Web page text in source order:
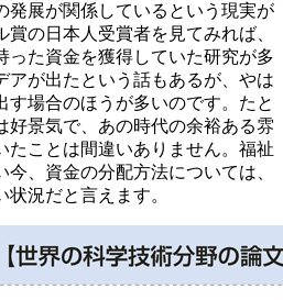
発展が関係しているという現実が
の日本人受賞者を見てみれば、
った資金を獲得していた研究が多
アが出たという話もあるが、やは
す場合のほうが多いのです。たと
好景気で、あの時代の余裕ある雰
たことは間違いありません。福祉
、資金の分配方法については、
況だと言えます。